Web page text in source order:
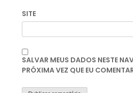
SITE
SALVAR MEUS DADOS NESTE
PRÓXIMA VEZ QUE EU